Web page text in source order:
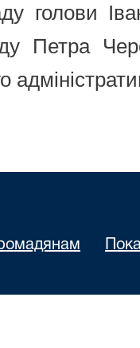
голови
Петра